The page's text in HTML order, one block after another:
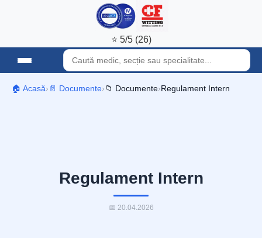
⭐ 5/5 (26)
🏠 Acasă› 📄 Documente›📁 Documente›Regulament Intern
Regulament Intern
📅 20.04.2026